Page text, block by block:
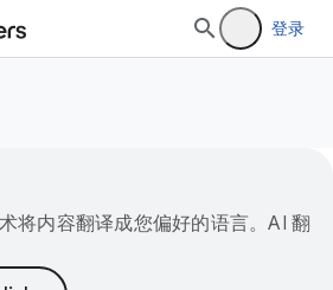
登录
将内容翻译成您偏好的语言。AI 翻